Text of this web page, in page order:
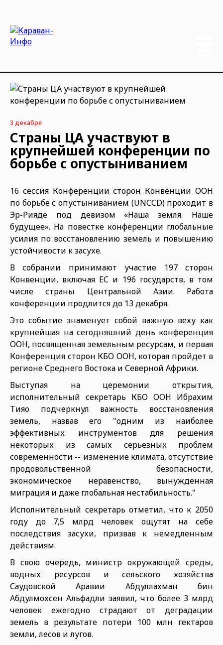
3 декабря
Страны ЦА участвуют в
крупнейшей конференции по
борьбе с опустыниванием
16 сессия Конференции сторон Конвенции ООН
по борьбе с опустыниванием (UNCCD) проходит в
Эр-Рияде под девизом «Наша земля. Наше
будущее». На повестке конференции глобальные
усилия по восстановлению земель и повышению
устойчивости к засухе.
В собрании принимают участие 197 сторон
Конвенции, включая ЕС и 196 государств, в том
числе страны Центральной Азии. Работа
конференции продлится до 13 декабря.
Это событие знаменует собой важную веху как
крупнейшая на сегодняшний день конференция
ООН, посвященная земельным ресурсам, и первая
Конференция сторон КБО ООН, которая пройдет в
регионе Среднего Востока и Северной Африки.
Выступая на церемонии открытия,
исполнительный секретарь КБО ООН Ибрахим
Тияо подчеркнул важность восстановления
земель, назвав его "одним из наиболее
эффективных инструментов для решения
некоторых из самых серьезных проблем
современности -- изменение климата, отсутствие
продовольственной безопасности,
экономическое неравенство, вынужденная
миграция и даже глобальная нестабильность."
Исполнительный секретарь отметил, что к 2050
году до 7,5 млрд человек ощутят на себе
последствия засухи, призвав к немедленным
действиям.
В свою очередь, министр окружающей среды,
водных ресурсов и сельского хозяйства
Саудовской Аравии Абдуллахман бин
Абдулмохсен Альфадли заявил, что более 3 млрд
человек ежегодно страдают от деградации
земель в результате потери 100 млн гектаров
земли, лесов и лугов.